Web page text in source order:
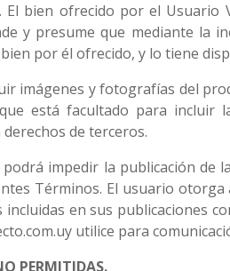
El bien ofrecido por el
y presume que mediante la
por él ofrecido, y lo tiene
imágenes y fotografías del
está facultado para incluir
de terceros.
podrá impedir la publicación
Términos. El usuario
en sus publicaciones
utilice para
PERMITIDAS.